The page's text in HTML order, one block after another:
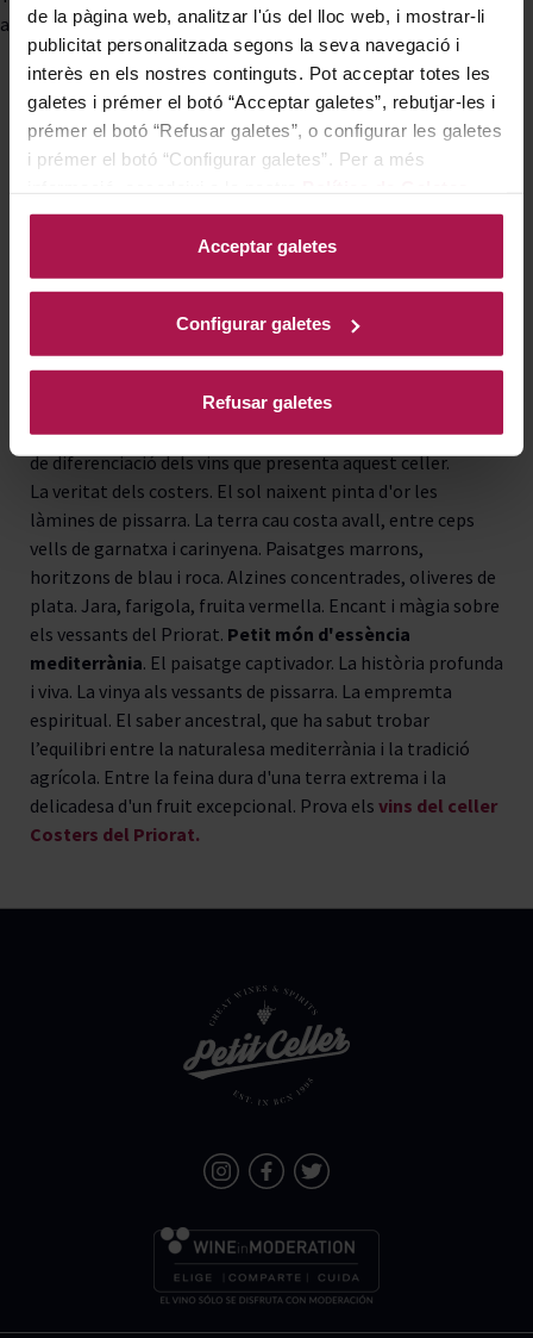
de la pàgina web, analitzar l'ús del lloc web, i mostrar-li
publicitat personalitzada segons la seva navegació i
interès en els nostres continguts. Pot acceptar totes les
galetes i prémer el botó “Acceptar galetes”, rebutjar-les i
prémer el botó “Refusar galetes”, o configurar les galetes
i prémer el botó “Configurar galetes”. Per a més
Acceptar galetes
Configurar galetes
Refusar galetes
a l'última zona esmentada, a les Solanes del Molar.
La Viticultura de la Bodega Costers
del Priorat
plantació més recent. Totes estreballen de forma
manual, cercant rendiments limitats i una rigorosa
selecció del raïm. Com passa en una regió d'orografia tan
pocs quilòmetres de distància les unes de les altres,
presenten trets geogràfics i vitícoles molt diferents
És precisament aquesta disparitat un dels factors crucials
de diferenciació dels vins que presenta aquest celler.
La veritat dels costers. El sol naixent pinta d'or les
làmines de pissarra. La terra cau costa avall, entre ceps
vells de garnatxa i carinyena. Paisatges marrons,
horitzons de blau i roca. Alzines concentrades, oliveres de
plata. Jara, farigola, fruita vermella. Encant i màgia sobre
els vessants del Priorat. Petit món d'essència
mediterrània. El paisatge captivador. La història profunda
i viva. La vinya als vessants de pissarra. La empremta
espiritual. El saber ancestral, que ha sabut trobar
l’equilibri entre la naturalesa mediterrània i la tradició
agrícola. Entre la feina dura d'una terra extrema i la
delicadesa d'un fruit excepcional. Prova els vins del celler
Costers del Priorat.